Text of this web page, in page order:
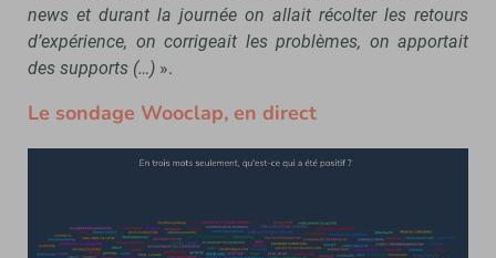
news et durant la journée on allait récolter les retours
d’expérience, on corrigeait les problèmes, on apportait
des supports (…) ».
Le sondage Wooclap, en direct